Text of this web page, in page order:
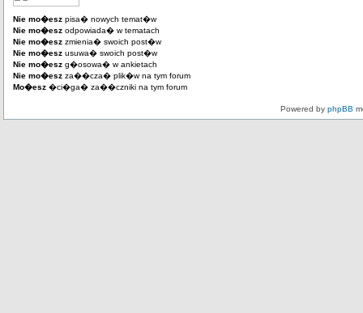
Nie mo�esz pisa� nowych temat�w
Nie mo�esz odpowiada� w tematach
Nie mo�esz zmienia� swoich post�w
Nie mo�esz usuwa� swoich post�w
Nie mo�esz g�osowa� w ankietach
Nie mo�esz za��cza� plik�w na tym forum
Mo�esz �ci�ga� za��czniki na tym forum
Powered by phpBB